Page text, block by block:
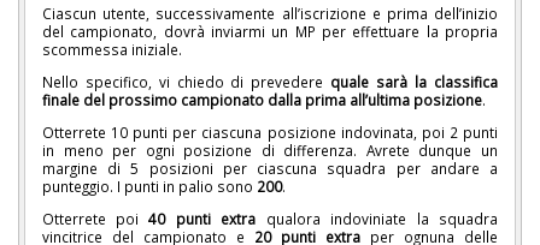
Ciascun utente, successivamente all’iscrizione e prima dell’inizio
del campionato, dovrà inviarmi un MP per effettuare la propria
scommessa iniziale.
Nello specifico, vi chiedo di prevedere quale sarà la classifica
finale del prossimo campionato dalla prima all’ultima posizione.
Otterrete 10 punti per ciascuna posizione indovinata, poi 2 punti
in meno per ogni posizione di differenza. Avrete dunque un
margine di 5 posizioni per ciascuna squadra per andare a
punteggio. I punti in palio sono 200.
Otterrete poi 40 punti extra qualora indoviniate la squadra
vincitrice del campionato e 20 punti extra per ognuna delle